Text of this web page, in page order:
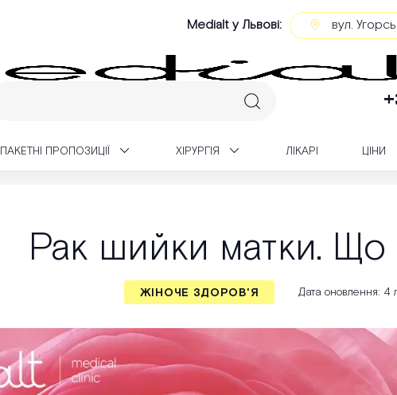
Medialt у Львові: вул.
ПАКЕТНІ ПРОПОЗИЦІЇ XІРУРГІЯ ЛІКАРІ ЦІНИ
Рак шийки матки. Що
ЖІНОЧЕ ЗДОРОВ'Я Дата оновлення: 4